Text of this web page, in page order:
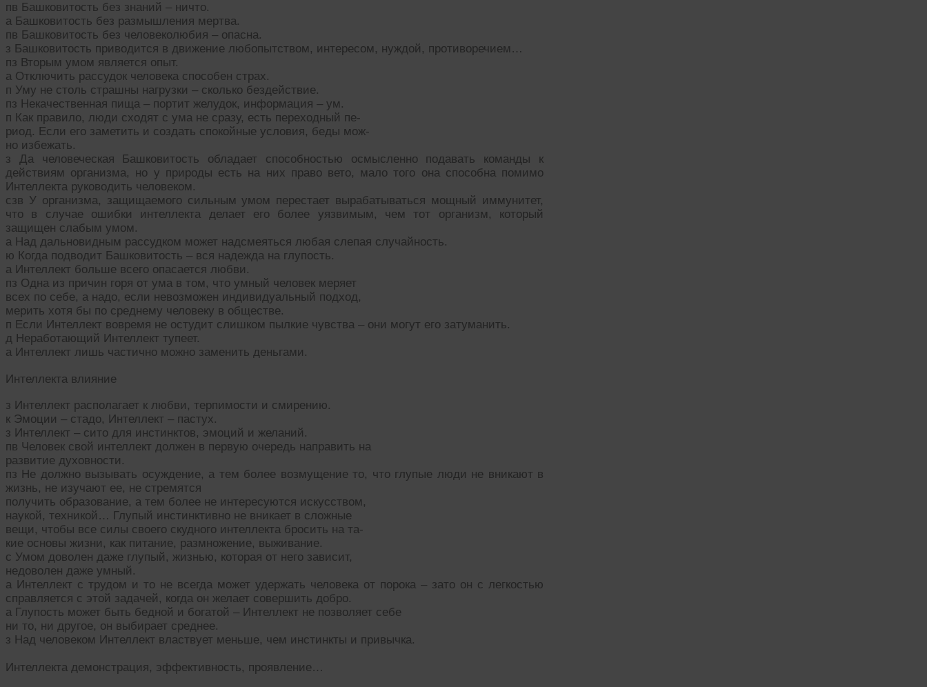
пв Башковитость без знаний – ничто.
а Башковитость без размышления мертва.
пв Башковитость без человеколюбия – опасна.
з Башковитость приводится в движение любопытством, интересом, нуждой, противоречием…
пз Вторым умом является опыт.
а Отключить рассудок человека способен страх.
п Уму не столь страшны нагрузки – сколько бездействие.
пз Некачественная пища – портит желудок, информация – ум.
п Как правило, люди сходят с ума не сразу, есть переходный пе-
риод. Если его заметить и создать спокойные условия, беды мож-
но избежать.
з Да человеческая Башковитость обладает способностью осмысленно подавать команды к
действиям организма, но у природы есть на них право вето, мало того она способна помимо
Интеллекта руководить человеком.
сзв У организма, защищаемого сильным умом перестает вырабатываться мощный иммунитет,
что в случае ошибки интеллекта делает его более уязвимым, чем тот организм, который
защищен слабым умом.
а Над дальновидным рассудком может надсмеяться любая слепая случайность.
ю Когда подводит Башковитость – вся надежда на глупость.
а Интеллект больше всего опасается любви.
пз Одна из причин горя от ума в том, что умный человек меряет
всех по себе, а надо, если невозможен индивидуальный подход,
мерить хотя бы по среднему человеку в обществе.
п Если Интеллект вовремя не остудит слишком пылкие чувства – они могут его затуманить.
д Неработающий Интеллект тупеет.
а Интеллект лишь частично можно заменить деньгами.
Интеллекта влияние
з Интеллект располагает к любви, терпимости и смирению.
к Эмоции – стадо, Интеллект – пастух.
з Интеллект – сито для инстинктов, эмоций и желаний.
пв Человек свой интеллект должен в первую очередь направить на
развитие духовности.
пз Не должно вызывать осуждение, а тем более возмущение то, что глупые люди не вникают в
жизнь, не изучают ее, не стремятся
получить образование, а тем более не интересуются искусством,
наукой, техникой… Глупый инстинктивно не вникает в сложные
вещи, чтобы все силы своего скудного интеллекта бросить на та-
кие основы жизни, как питание, размножение, выживание.
с Умом доволен даже глупый, жизнью, которая от него зависит,
недоволен даже умный.
а Интеллект с трудом и то не всегда может удержать человека от порока – зато он с легкостью
справляется с этой задачей, когда он желает совершить добро.
а Глупость может быть бедной и богатой – Интеллект не позволяет себе
ни то, ни другое, он выбирает среднее.
з Над человеком Интеллект властвует меньше, чем инстинкты и привычка.
Интеллекта демонстрация, эффективность, проявление…